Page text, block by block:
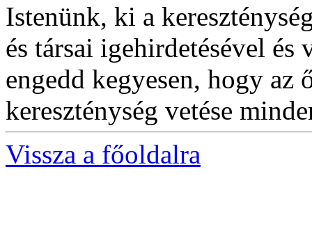
Istenünk, ki a
és társai igehirdetésével és
engedd kegyesen, hogy az
kereszténység vetése
Vissza a főoldalra